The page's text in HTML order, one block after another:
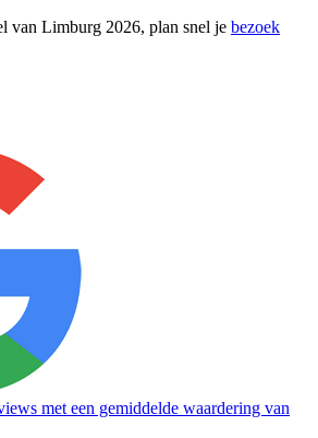
van Limburg 2026, plan snel je bezoek
met een gemiddelde waardering van